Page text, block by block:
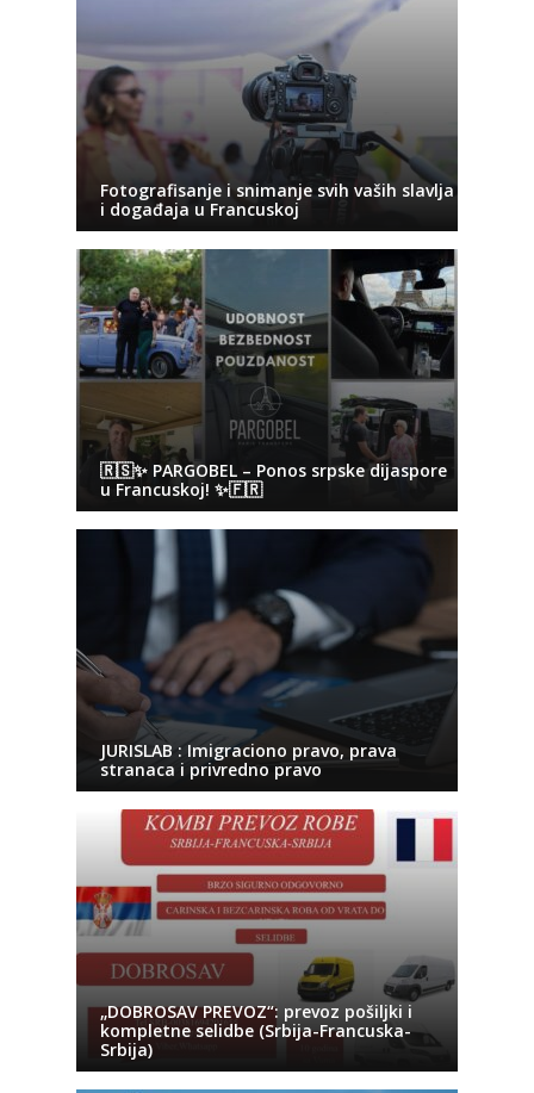
Fotografisanje i snimanje svih vaših slavlja
i događaja u Francuskoj
🇷🇸✨ PARGOBEL – Ponos srpske dijaspore
u Francuskoj! ✨🇫🇷
JURISLAB : Imigraciono pravo, prava
stranaca i privredno pravo
„DOBROSAV PREVOZ“: prevoz pošiljki i
kompletne selidbe (Srbija-Francuska-
Srbija)